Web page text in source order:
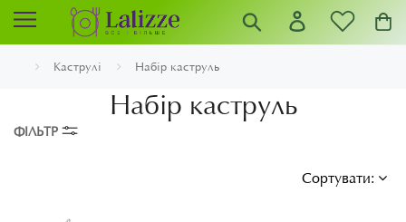
Каструлі Набір каструль
Набір каструль
ФІЛЬТР
Сортувати: